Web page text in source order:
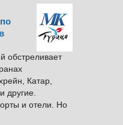
обстреливает
Катар,
другие.
и отели. Но